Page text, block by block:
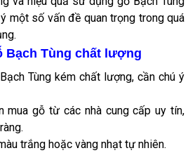
một số vấn đề quan trọng trong quá
Bạch Tùng chất lượng
Tùng kém chất lượng, cần chú ý
mua gỗ từ các nhà cung cấp uy tín,
trắng hoặc vàng nhạt tự nhiên.